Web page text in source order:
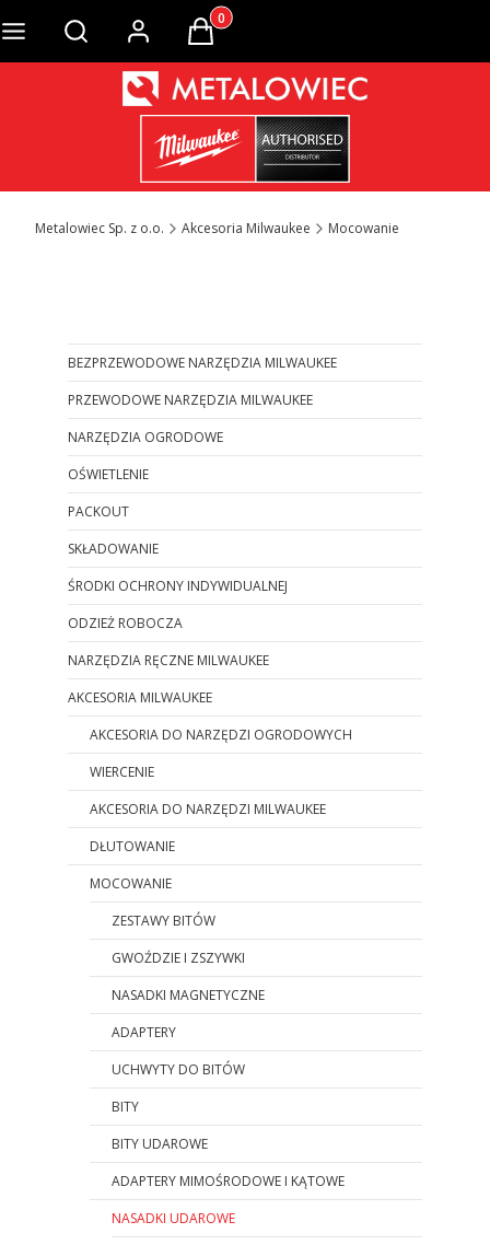
Otwórz wyszukiwarkęProdukty w koszyku: 0. Zobacz
Metalowiec Sp. z o.o. Akcesoria Milwaukee Mocowanie
BEZPRZEWODOWE NARZĘDZIA MILWAUKEE
PRZEWODOWE NARZĘDZIA MILWAUKEE
NARZĘDZIA OGRODOWE
OŚWIETLENIE
PACKOUT
SKŁADOWANIE
ŚRODKI OCHRONY INDYWIDUALNEJ
ODZIEŻ ROBOCZA
NARZĘDZIA RĘCZNE MILWAUKEE
AKCESORIA MILWAUKEE
AKCESORIA DO NARZĘDZI OGRODOWYCH
WIERCENIE
AKCESORIA DO NARZĘDZI MILWAUKEE
DŁUTOWANIE
MOCOWANIE
ZESTAWY BITÓW
GWOŹDZIE I ZSZYWKI
NASADKI MAGNETYCZNE
ADAPTERY
UCHWYTY DO BITÓW
BITY
BITY UDAROWE
ADAPTERY MIMOŚRODOWE I KĄTOWE
NASADKI UDAROWE